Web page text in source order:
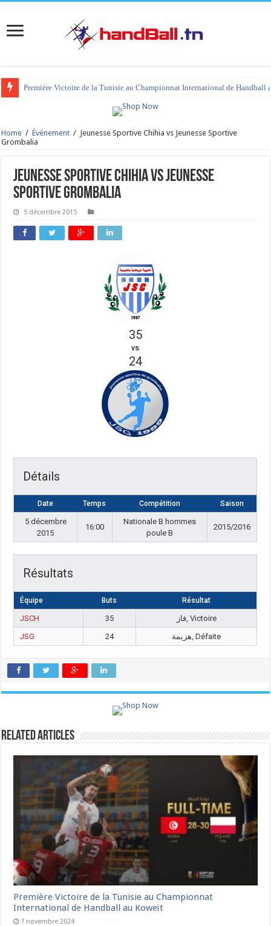
Première Victoire de la Tunisie au Championnat International de Handball
Home / Événement / Jeunesse Sportive Chihia vs Jeunesse Sportive
Grombalia
Jeunesse Sportive Chihia vs Jeunesse
Sportive Grombalia
5 décembre 2015
35
vs
24
Détails
Date Temps Compétition Saison
5 décembre
2015
16:00
Nationale B hommes
poule B
2015/2016
Résultats
Équipe Buts Résultat
JSCH 35
فاز, Victoire
JSG
24 هزيمة, Défaite
Related Articles
Première Victoire de la Tunisie au Championnat
International de Handball au Koweït
7 novembre 2024